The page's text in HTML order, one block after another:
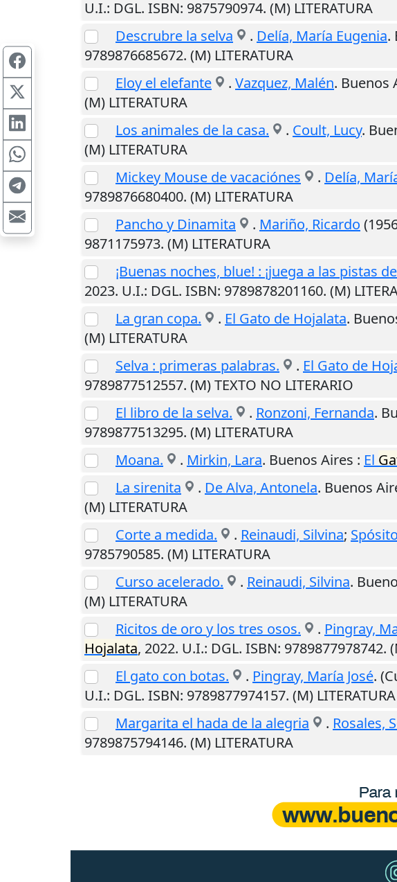
U.I.: DGL. ISBN: 9875790974. (M) LITERATURA
Descrubre la selva
. Delía, María Eugenia.
9789876685672. (M) LITERATURA
Eloy el elefante
. Vazquez, Malén. Buenos
(M) LITERATURA
Los animales de la casa.
. Coult, Lucy.
(M) LITERATURA
Mickey Mouse de vacaciónes
. Delía,
9789876680400. (M) LITERATURA
Pancho y Dinamita
. Mariño, Ricardo
9871175973. (M) LITERATURA
¡Buenas noches, blue! : ¡juega a las pistas
2023. U.I.: DGL. ISBN: 9789878201160. (M)
La gran copa.
. El Gato de Hojalata.
(M) LITERATURA
Selva : primeras palabras.
. El Gato de
9789877512557. (M) TEXTO NO LITERARIO
El libro de la selva.
. Ronzoni, Fernanda.
9789877513295. (M) LITERATURA
Moana.
. Mirkin, Lara. Buenos Aires : El
La sirenita
. De Alva, Antonela. Buenos
(M) LITERATURA
Corte a medida.
. Reinaudi, Silvina;
9785790585. (M) LITERATURA
Curso acelerado.
. Reinaudi, Silvina.
(M) LITERATURA
Ricitos de oro y los tres osos.
. Pingray,
Hojalata, 2022. U.I.: DGL. ISBN: 9789877978742.
El gato con botas.
. Pingray, María José.
U.I.: DGL. ISBN: 9789877974157. (M) LITERATURA
Margarita el hada de la alegria
. Rosales,
9789875794146. (M) LITERATURA